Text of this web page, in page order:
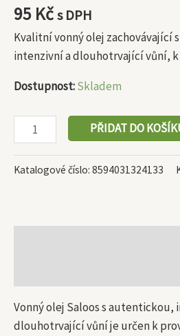
95 Kčs DPH
Kvalitní vonný olej zachovávající
intenzivní a dlouhotrvající vůní,
Dostupnost:Skladem
PŘIDAT DO
Katalogové číslo: 8594031324133
Vonný olej Saloos s autentickou,
dlouhotrvající vůní je určen k